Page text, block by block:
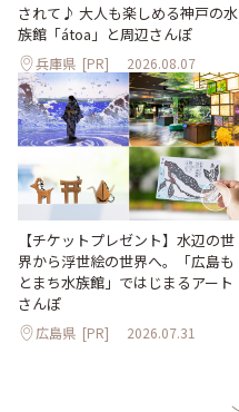
されて♪ 大人も楽しめる神戸の水
族館「átoa」と周辺さんぽ
兵庫県 [PR] 2026.08.07
【チケットプレゼント】水辺の世
界から浮世絵の世界へ。「広島も
とまち水族館」ではじまるアート
さんぽ
広島県 [PR] 2026.07.31